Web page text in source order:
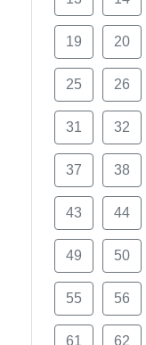
19 20
25 26
31 32
37 38
43 44
49 50
55 56
61 62